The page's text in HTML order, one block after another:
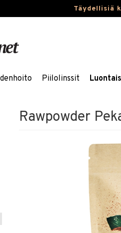
Täydellisiä
Piilolinssit
Rawpowder